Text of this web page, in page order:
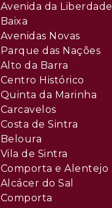
Avenida da Liberdade
Baixa
Avenidas Novas
Parque das Nações
Alto da Barra
Centro Histórico
Quinta da Marinha
Carcavelos
Costa de Sintra
Beloura
Vila de Sintra
Comporta e Alentejo
Alcácer do Sal
Comporta